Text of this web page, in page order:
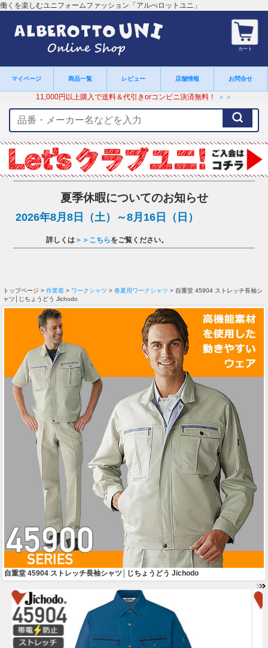
働くを楽しむユニフォームファッション「アルべロットユニ」
カート
マイページ 商品一覧 レビュー 店舗情報 お問合せ
11,000円以上購入で送料＆代引きorコンビニ決済無料！ ＞＞
ー
ワ
ー
ド
夏季休暇についてのお知らせ
2026年8月8日（土）～8月16日（日）
詳しくは ＞＞こちらをご覧ください。
トップページ > 作業着 > ワークシャツ > 春夏用ワークシャツ > 自重堂 45904 ストレッチ長袖シ
ャツ│じちょうどう Jichodo
自重堂 45904 ストレッチ長袖シャツ│じちょうどう Jichodo